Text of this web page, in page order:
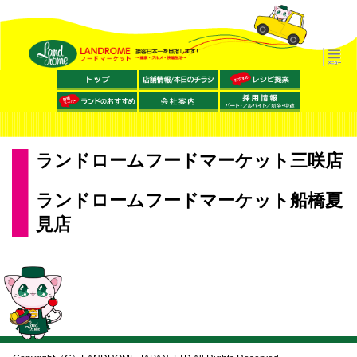
ランドロームフードマーケット三咲店
ランドロームフードマーケット船橋夏
見店